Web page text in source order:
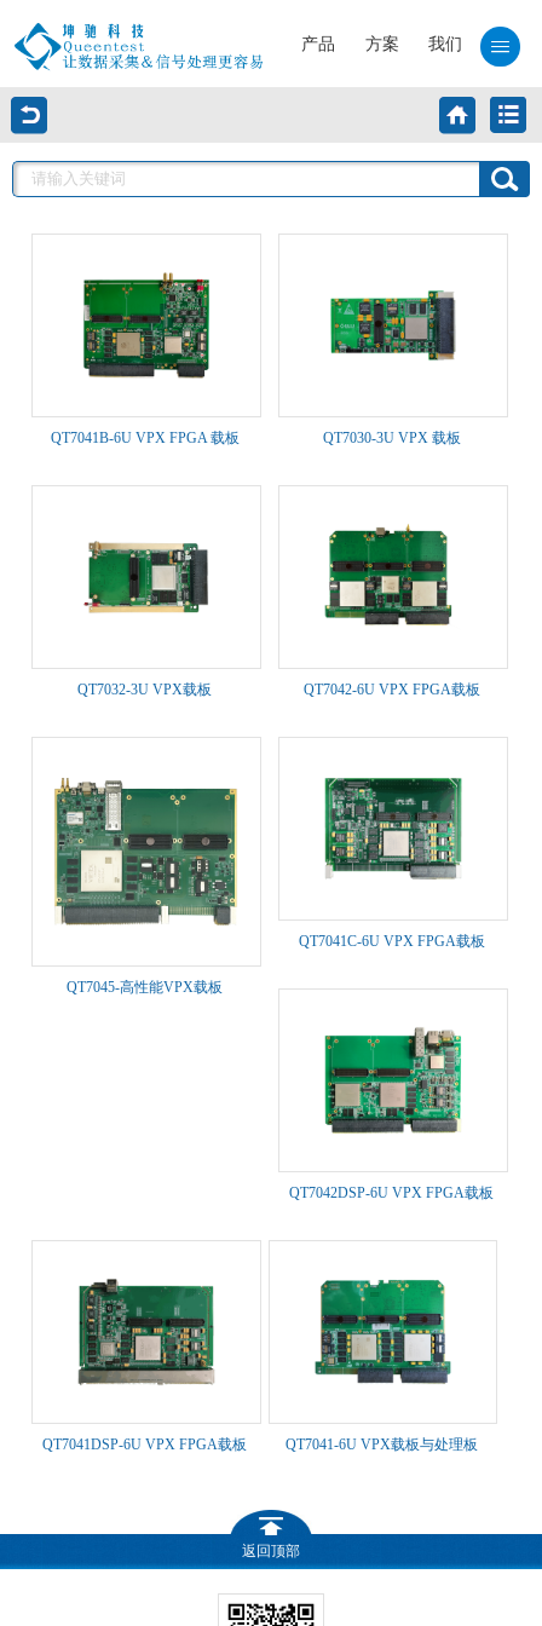
产品 方案 我们
QT7041B-6U VPX FPGA 载板 QT7030-3U VPX 载板
QT7032-3U VPX载板 QT7042-6U VPX FPGA载板
QT7045-高性能VPX载板
QT7041C-6U VPX FPGA载板
QT7042DSP-6U VPX FPGA载板
QT7041DSP-6U VPX FPGA载板 QT7041-6U VPX载板与处理板
返回顶部